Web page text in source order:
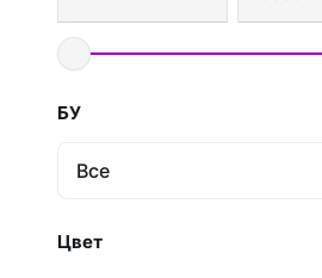
БУ
Все
Цвет